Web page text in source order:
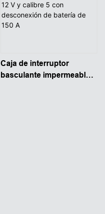
Caja de interruptor
basculante impermeable